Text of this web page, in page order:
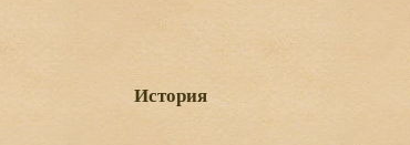
История